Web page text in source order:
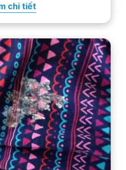
sóc. Thực hiện…
chi tiết